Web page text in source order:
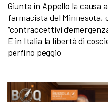
Giunta in Appello la causa
farmacista del Minnesota,
“contraccettivi
E in Italia la libertà di
perfino peggio.